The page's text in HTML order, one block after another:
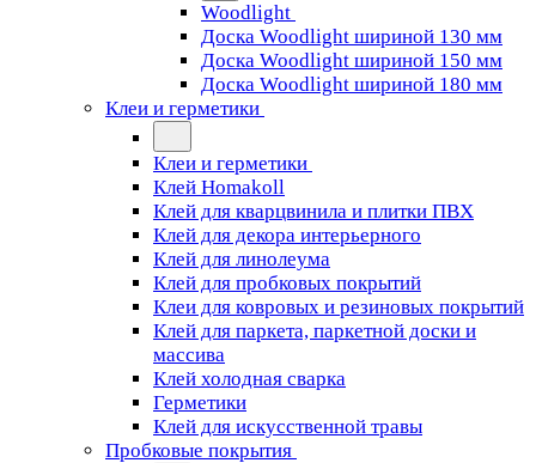
Woodlight
Доска Woodlight шириной 130 мм
Доска Woodlight шириной 150 мм
Доска Woodlight шириной 180 мм
Клеи и герметики
Клеи и герметики
Клей Homakoll
Клей для кварцвинила и плитки ПВХ
Клей для декора интерьерного
Клей для линолеума
Клей для пробковых покрытий
Клеи для ковровых и резиновых покрытий
Клей для паркета, паркетной доски и
массива
Клей холодная сварка
Герметики
Клей для искусственной травы
Пробковые покрытия